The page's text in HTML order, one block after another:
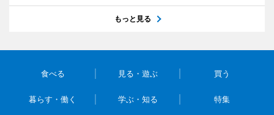
もっと見る
食べる 見る・遊ぶ 買う
暮らす・働く 学ぶ・知る 特集